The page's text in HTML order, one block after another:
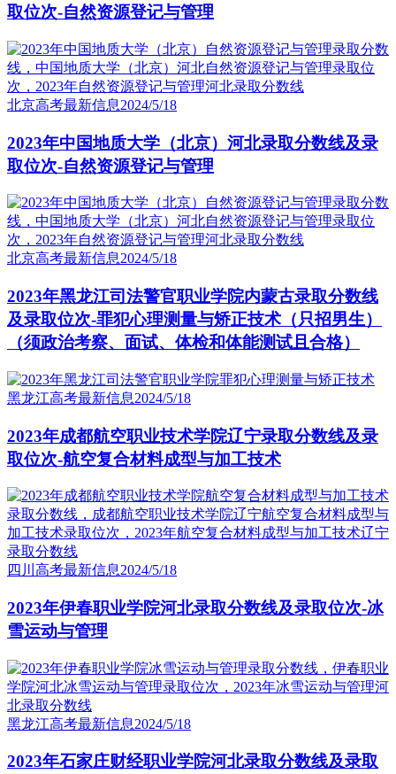
取位次-自然资源登记与管理
北京高考最新信息2024/5/18
2023年中国地质大学（北京）河北录取分数线及录
取位次-自然资源登记与管理
北京高考最新信息2024/5/18
2023年黑龙江司法警官职业学院内蒙古录取分数线
及录取位次-罪犯心理测量与矫正技术（只招男生）
（须政治考察、面试、体检和体能测试且合格）
黑龙江高考最新信息2024/5/18
2023年成都航空职业技术学院辽宁录取分数线及录
取位次-航空复合材料成型与加工技术
四川高考最新信息2024/5/18
2023年伊春职业学院河北录取分数线及录取位次-冰
雪运动与管理
黑龙江高考最新信息2024/5/18
2023年石家庄财经职业学院河北录取分数线及录取